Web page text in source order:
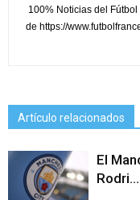
100% Noticias del
de https://
Artículo relacionados
El